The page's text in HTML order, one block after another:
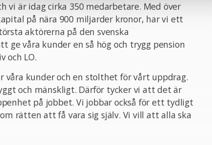
vi är idag cirka 350 medarbetare. Med över
på nära 900 miljarder kronor, har vi ett
aktörerna på den svenska
ge våra kunder en så hög och trygg pension
och LO.
våra kunder och en stolthet för vårt uppdrag.
och mänskligt. Därför tycker vi att det är
på jobbet. Vi jobbar också för ett tydligt
rätten att få vara sig själv. Vi vill att alla ska